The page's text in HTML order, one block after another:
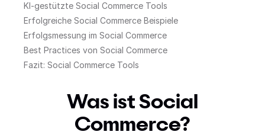
KI-gestützte Social Commerce Tools
Erfolgreiche Social Commerce Beispiele
Erfolgsmessung im Social Commerce
Best Practices von Social Commerce
Fazit: Social Commerce Tools
Was ist Social
Commerce?